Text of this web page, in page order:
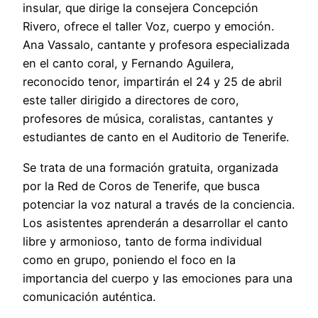
insular, que dirige la consejera Concepción
Rivero, ofrece el taller Voz, cuerpo y emoción.
Ana Vassalo, cantante y profesora especializada
en el canto coral, y Fernando Aguilera,
reconocido tenor, impartirán el 24 y 25 de abril
este taller dirigido a directores de coro,
profesores de música, coralistas, cantantes y
estudiantes de canto en el Auditorio de Tenerife.
Se trata de una formación gratuita, organizada
por la Red de Coros de Tenerife, que busca
potenciar la voz natural a través de la conciencia.
Los asistentes aprenderán a desarrollar el canto
libre y armonioso, tanto de forma individual
como en grupo, poniendo el foco en la
importancia del cuerpo y las emociones para una
comunicación auténtica.